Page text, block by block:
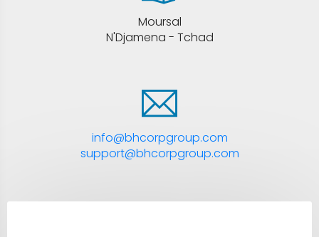
Moursal
N'Djamena - Tchad
info@bhcorpgroup.com
support@bhcorpgroup.com